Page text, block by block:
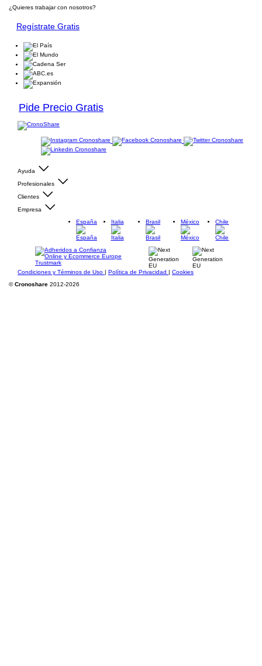
¿Quieres trabajar con nosotros?
Regístrate Gratis
Pide Precio Gratis
Ayuda
Profesionales
Clientes
Empresa
España
Italia Brasil México Chile
Condiciones y Términos de Uso | Política de Privacidad | Cookies
©Cronoshare 2012-2026